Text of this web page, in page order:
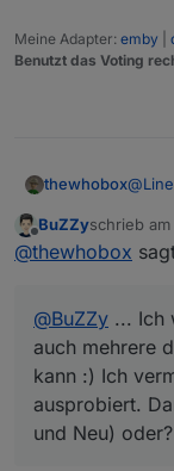
Meine Adapter: emby
Benutzt das Voting
thewhobox@
es
@
beide
Offline
BuZZyschrieb am
zuletzt
@thewhobox
@BuZZy ... Ich
auch mehrere
kann :) Ich
ausprobiert.
und Neu) oder?